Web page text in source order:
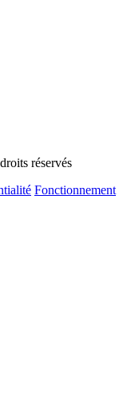
réservés
Fonctionnement